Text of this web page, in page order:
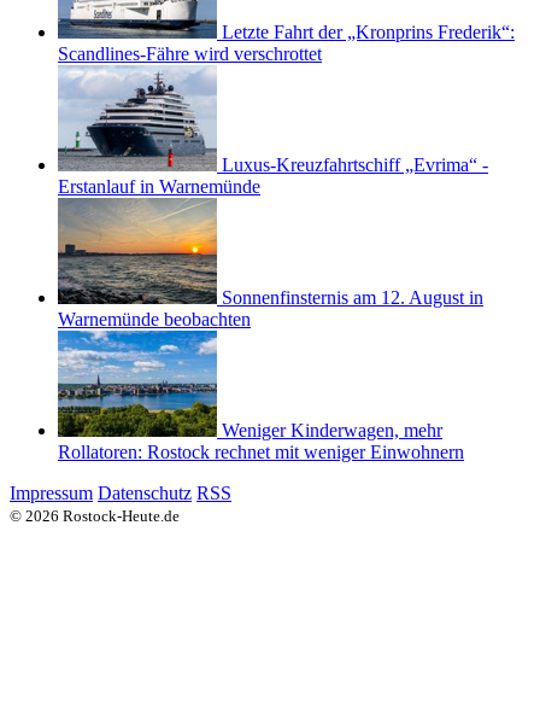
Letzte Fahrt der „Kronprins Frederik“:
Scandlines-Fähre wird verschrottet
Luxus-Kreuzfahrtschiff „Evrima“ -
Erstanlauf in Warnemünde
Sonnenfinsternis am 12. August in
Warnemünde beobachten
Weniger Kinderwagen, mehr
Rollatoren: Rostock rechnet mit weniger Einwohnern
Impressum Datenschutz RSS
© 2026 Rostock-Heute.de